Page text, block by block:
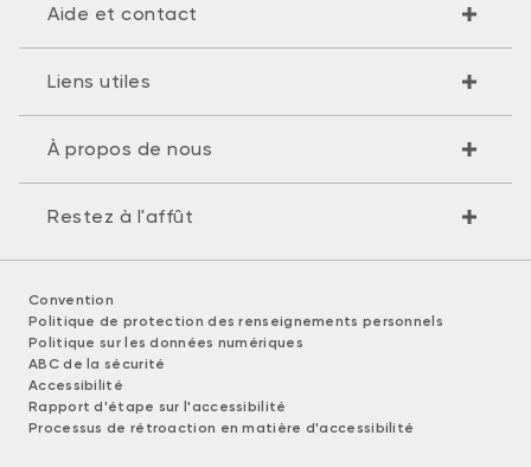
Aide et contact
Liens utiles
À propos de nous
Restez à l'affût
Convention
Politique de protection des renseignements personnels
Politique sur les données numériques
ABC de la sécurité
Accessibilité
Rapport d'étape sur l'accessibilité
Processus de rétroaction en matière d'accessibilité